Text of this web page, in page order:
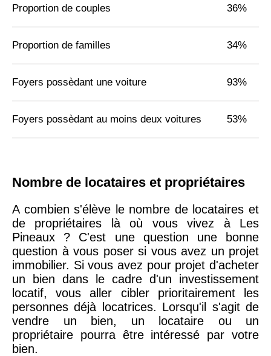
Proportion de couples 36%
Proportion de familles 34%
Foyers possèdant une voiture 93%
Foyers possèdant au moins deux voitures 53%
Nombre de locataires et propriétaires
A combien s'élève le nombre de locataires et
de propriétaires là où vous vivez à Les
Pineaux ? C'est une question une bonne
question à vous poser si vous avez un projet
immobilier. Si vous avez pour projet d'acheter
un bien dans le cadre d'un investissement
locatif, vous aller cibler prioritairement les
personnes déjà locatrices. Lorsqu'il s'agit de
vendre un bien, un locataire ou un
propriétaire pourra être intéressé par votre
bien.